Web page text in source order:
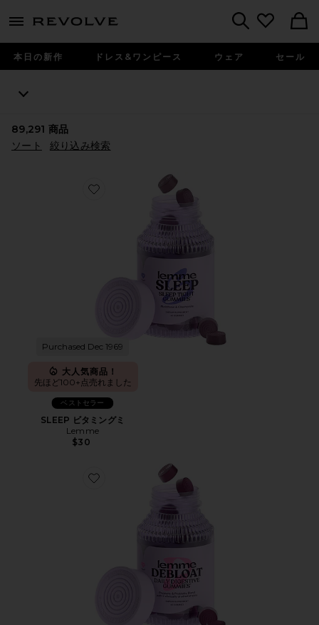
menu - shows more content
本日の新作 ドレス&ワンピース ウェア セール
89,291 商品
ソート
絞り込み検索
Favorite SLEEP ビタミングミ
Purchased Dec 1969
大人気商品！
先ほど100+点売れました
ベストセラー
SLEEP ビタミングミ
Lemme
$30
Favorite DEBLOAT ビタミングミ